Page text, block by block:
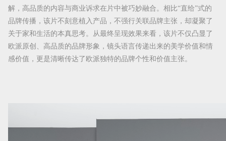
解，高品质的内容与商业诉求在片中被巧妙融合。相比“直给”式的
品牌传播，该片不刻意植入产品，不强行关联品牌主张，却凝聚了
关于家和生活的本真思考。从最终呈现效果来看，该片不仅凸显了
欧派原创、高品质的品牌形象，镜头语言传递出来的美学价值和情
感价值，更是清晰传达了欧派独特的品牌个性和价值主张。